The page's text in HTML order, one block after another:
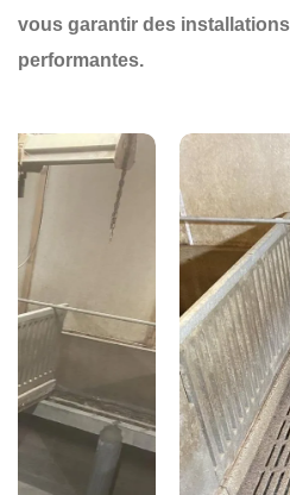
vous garantir des
performantes.